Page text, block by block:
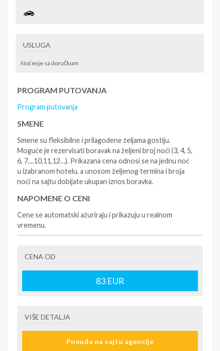
USLUGA
Noćenje sa doručkom
PROGRAM PUTOVANJA
Program putovanja
SMENE
Smene su fleksibilne i prilagođene željama gostiju.
Moguće je rezervisati boravak na željeni broj noći (3, 4, 5,
6, 7,...10,11,12…). Prikazana cena odnosi se na jednu noć
u izabranom hotelu, a unosom željenog termina i broja
noći na sajtu dobijate ukupan iznos boravka.
NAPOMENE O CENI
Cene se automatski ažuriraju i prikazuju u realnom
vremenu.
- rezervisane i potvrđene usluge u izabranoj smeštajnoj
jedinici prema opisu - korišćenje hotelskih sadržaja
prema opisu - uslugu rezervacije - organizaciju
putovanja
krizu) na destinaciji, plaćaju se na recepciji
hotela/apartmana za hotele sa 1* i 2* i nekategorisane
CENA OD
83 EUR
VIŠE DETALJA
Ponuda na sajtu agencije